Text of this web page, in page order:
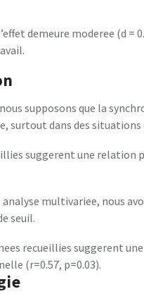
demeure moderee (d =
supposons que la
surtout dans des
suggerent une
multivariee, nous
seuil.
recueillies suggerent
(r=0.57, p=0.03).